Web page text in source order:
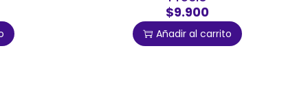
$9.900
Añadir al carrito